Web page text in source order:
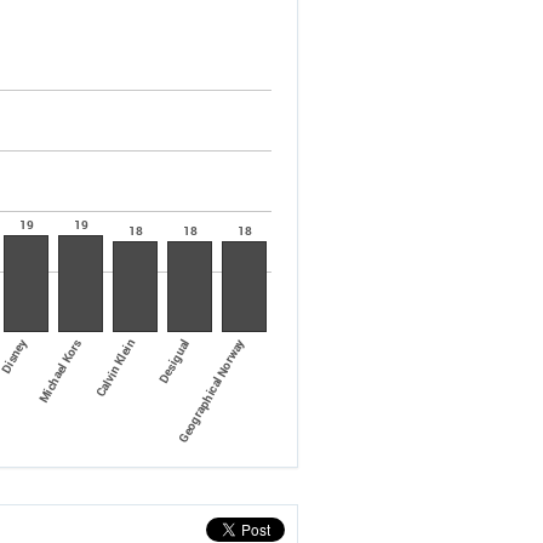
Disney Michael Kors Calvin Klein DesigualGeographical Norway
19 19 18 18 18